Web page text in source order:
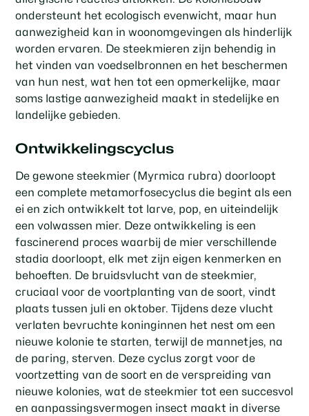
ondersteunt het ecologisch evenwicht, maar hun
aanwezigheid kan in woonomgevingen als hinderlijk
worden ervaren. De steekmieren zijn behendig in
het vinden van voedselbronnen en het beschermen
van hun nest, wat hen tot een opmerkelijke, maar
soms lastige aanwezigheid maakt in stedelijke en
landelijke gebieden.
Ontwikkelingscyclus
De gewone steekmier (Myrmica rubra) doorloopt
een complete metamorfosecyclus die begint als een
ei en zich ontwikkelt tot larve, pop, en uiteindelijk
een volwassen mier. Deze ontwikkeling is een
fascinerend proces waarbij de mier verschillende
stadia doorloopt, elk met zijn eigen kenmerken en
behoeften. De bruidsvlucht van de steekmier,
cruciaal voor de voortplanting van de soort, vindt
plaats tussen juli en oktober. Tijdens deze vlucht
verlaten bevruchte koninginnen het nest om een
nieuwe kolonie te starten, terwijl de mannetjes, na
de paring, sterven. Deze cyclus zorgt voor de
voortzetting van de soort en de verspreiding van
nieuwe kolonies, wat de steekmier tot een succesvol
en aanpassingsvermogen insect maakt in diverse